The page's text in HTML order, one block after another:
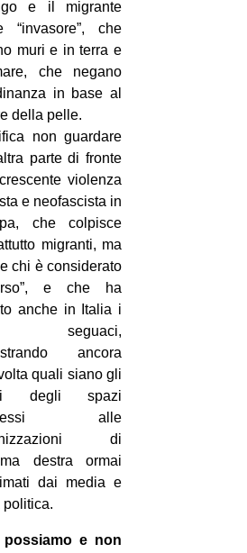
e il migrante
“invasore”, che
muri e in terra e
che negano
in base al
della pelle.
non guardare
parte di fronte
violenza
e neofascista in
che colpisce
migranti, ma
chi è considerato
e che ha
anche in Italia i
seguaci,
ancora
quali siano gli
degli spazi
alle
di
destra ormai
dai media e
politica.
possiamo e non